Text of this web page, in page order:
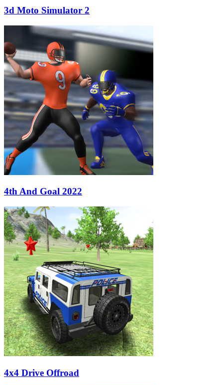
3d Moto Simulator 2
4th And Goal 2022
4x4 Drive Offroad